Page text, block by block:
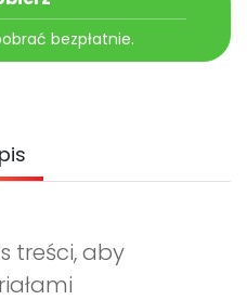
bezpłatnie.
treści, aby